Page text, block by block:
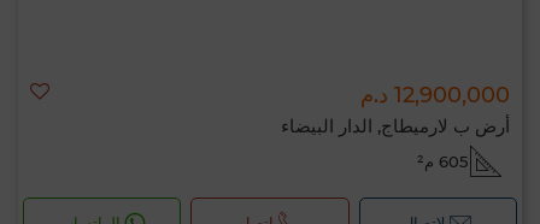
12,900,000 د.م
أرض ب لارميطاج, الدار البيضاء
605 م²